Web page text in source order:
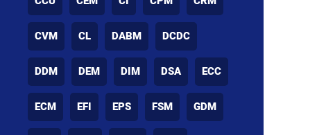
CVM CL DABM DCDC
DDM DEM DIM DSA ECC
ECM EFI EPS FSM GDM